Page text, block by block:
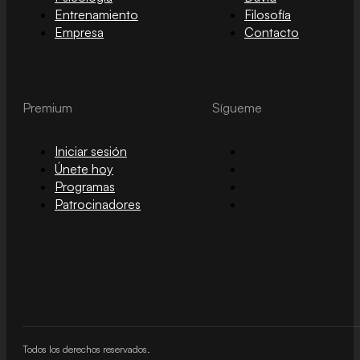
Entrenamiento
Empresa
Filosofía
Contacto
Premium
Iniciar sesión
Únete hoy
Programas
Patrocinadores
Sígueme
Todos los derechos reservados.